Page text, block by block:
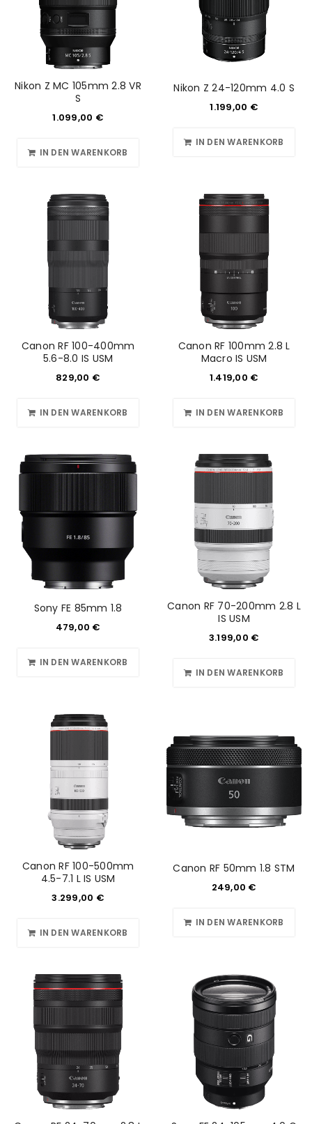
Nikon Z MC 105mm 2.8 VR
S
1.099,00 €
IN DEN WARENKORB
Nikon Z 24-120mm 4.0 S
1.199,00 €
IN DEN WARENKORB
Canon RF 100-400mm
5.6-8.0 IS USM
829,00 €
IN DEN WARENKORB
Canon RF 100mm 2.8 L
Macro IS USM
1.419,00 €
IN DEN WARENKORB
Sony FE 85mm 1.8
479,00 €
IN DEN WARENKORB
Canon RF 70-200mm 2.8 L
IS USM
3.199,00 €
IN DEN WARENKORB
Canon RF 100-500mm
4.5-7.1 L IS USM
3.299,00 €
IN DEN WARENKORB
Canon RF 50mm 1.8 STM
249,00 €
IN DEN WARENKORB